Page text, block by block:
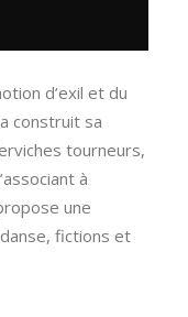
d’exil et du
construit sa
tourneurs,
à
une
fictions et